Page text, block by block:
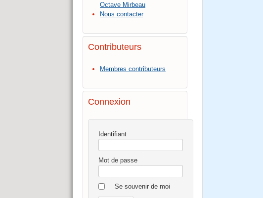
Octave Mirbeau
Nous contacter
Contributeurs
Membres contributeurs
Connexion
Identifiant
Mot de passe
Se souvenir de moi